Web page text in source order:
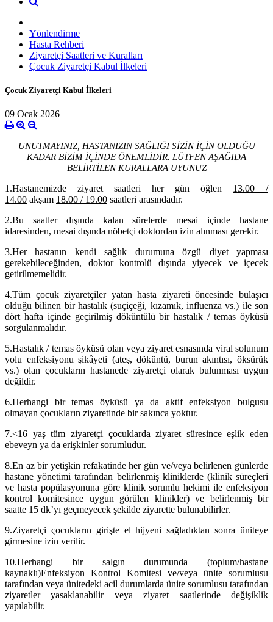
Yönlendirme
Hasta Rehberi
Ziyaretçi Saatleri ve Kuralları
Çocuk Ziyaretçi Kabul İlkeleri
Çocuk Ziyaretçi Kabul İlkeleri
09 Ocak 2026
UNUTMAYINIZ, HASTANIZIN SAĞLIĞI SİZİN İÇİN OLDUĞU
KADAR BİZİM İÇİNDE ÖNEMLİDİR. LÜTFEN AŞAĞIDA
BELİRTİLEN KURALLARA UYUNUZ
1.Hastanemizde ziyaret saatleri her gün öğlen 13.00 /
14.00 akşam 18.00 / 19.00 saatleri arasındadır.
2.Bu saatler dışında kalan sürelerde mesai içinde hastane
idaresinden, mesai dışında nöbetçi doktordan izin alınması gerekir.
3.Her hastanın kendi sağlık durumuna özgü diyet yapması
gerekebileceğinden, doktor kontrolü dışında yiyecek ve içecek
getirilmemelidir.
4.Tüm çocuk ziyaretçiler yatan hasta ziyareti öncesinde bulaşıcı
olduğu bilinen bir hastalık (suçiçeği, kızamık, influenza vs.) ile son
dört hafta içinde geçirilmiş döküntülü bir hastalık / temas öyküsü
sorgulanmalıdır.
5.Hastalık / temas öyküsü olan veya ziyaret esnasında viral solunum
yolu enfeksiyonu şikâyeti (ateş, döküntü, burun akıntısı, öksürük
vs.) olan çocukların hastanede ziyaretçi olarak bulunması uygun
değildir.
6.Herhangi bir temas öyküsü ya da aktif enfeksiyon bulgusu
olmayan çocukların ziyaretinde bir sakınca yoktur.
7.<16 yaş tüm ziyaretçi çocuklarda ziyaret süresince eşlik eden
ebeveyn ya da erişkinler sorumludur.
8.En az bir yetişkin refakatinde her gün ve/veya belirlenen günlerde
hastane yönetimi tarafından belirlenmiş kliniklerde (klinik süreçleri
ve hasta popülasyonuna göre klinik sorumlu hekimi ile enfeksiyon
kontrol komitesince uygun görülen klinikler) ve belirlenmiş bir
saatte 15 dk’yı geçmeyecek şekilde ziyarette bulunabilirler.
9.Ziyaretçi çocukların girişte el hijyeni sağladıktan sonra üniteye
girmesine izin verilir.
10.Herhangi bir salgın durumunda (toplum/hastane
kaynaklı)Enfeksiyon Kontrol Komitesi ve/veya ünite sorumlusu
tarafından veya ünitedeki acil durumlarda ünite sorumlusu tarafından
ziyaretler yasaklanabilir veya ziyaret saatlerinde değişiklik
yapılabilir.